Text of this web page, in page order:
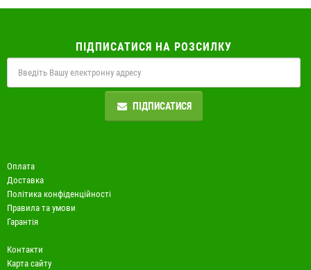
ПІДПИСАТИСЯ НА РОЗСИЛКУ
ПІДПИСАТИСЯ
Оплата
Доставка
Політика конфіденційності
Правила та умови
Гарантія
Контакти
Карта сайту